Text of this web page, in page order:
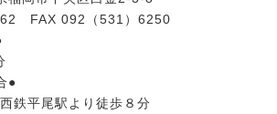
FAX 092（531）6250
●
鉄平尾駅より徒歩８分